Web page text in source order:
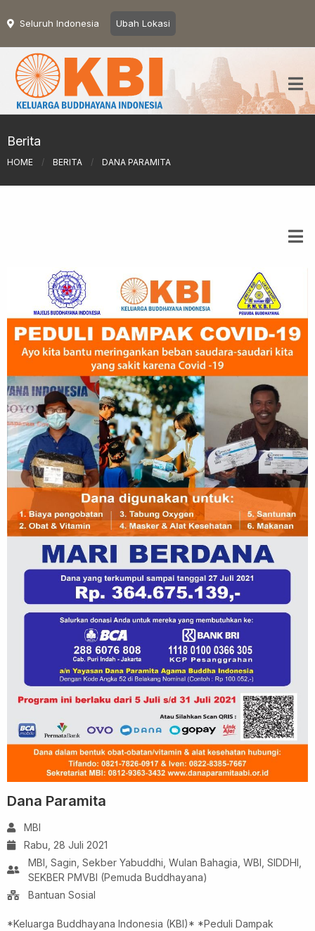
Seluruh Indonesia Ubah Lokasi
Berita
HOME / BERITA / DANA PARAMITA
Dana Paramita
MBI
Rabu, 28 Juli 2021
MBI, Sagin, Sekber Yabuddhi, Wulan Bahagia, WBI, SIDDHI,
SEKBER PMVBI (Pemuda Buddhayana)
Bantuan Sosial
*Keluarga Buddhayana Indonesia (KBI)* *Peduli Dampak